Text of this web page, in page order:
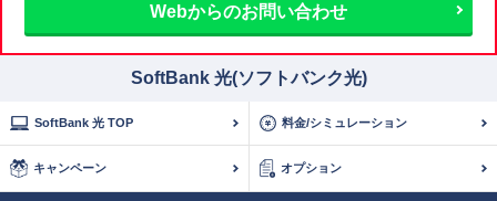
Webからのお問い合わせ
SoftBank 光(ソフトバンク光)
SoftBank 光 TOP 料金/シミュレーション
キャンペーン オプション